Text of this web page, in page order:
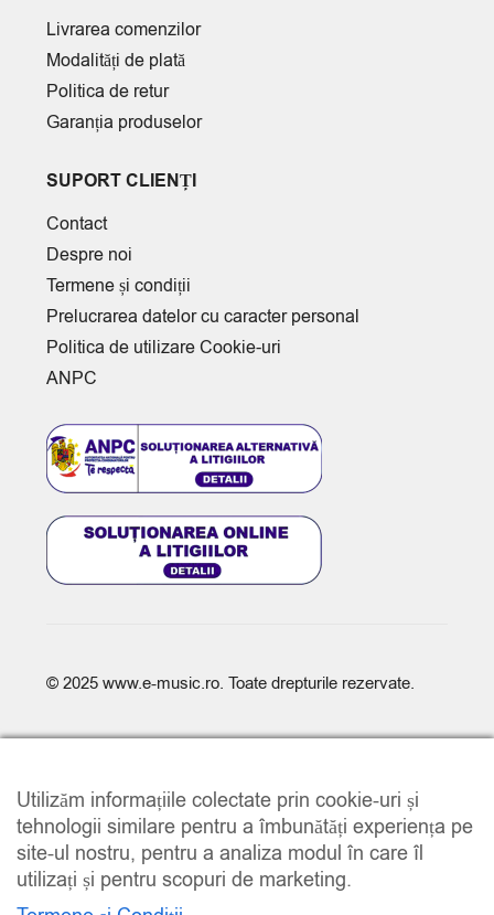
Livrarea comenzilor
Modalități de plată
Politica de retur
Garanția produselor
SUPORT CLIENȚI
Contact
Despre noi
Termene și condiții
Prelucrarea datelor cu caracter personal
Politica de utilizare Cookie-uri
ANPC
© 2025 www.e-music.ro. Toate drepturile rezervate.
Utilizăm informațiile colectate prin cookie-uri și
tehnologii similare pentru a îmbunătăți experiența pe
site-ul nostru, pentru a analiza modul în care îl
utilizați și pentru scopuri de marketing.
COMPARE (0)